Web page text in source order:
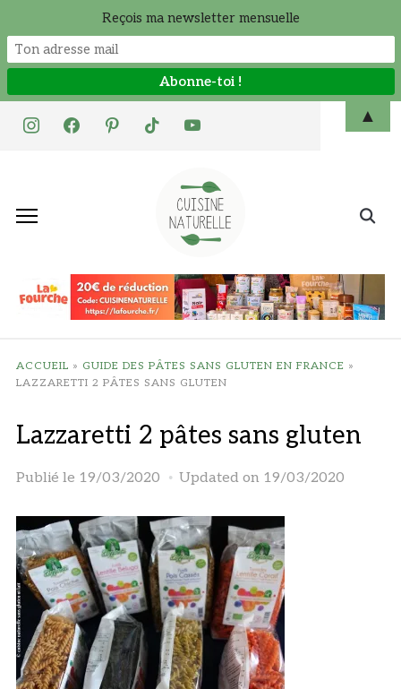
instagramfacebookpinteresttiktok youtube
Search
ACCUEIL » GUIDE DES PÂTES SANS GLUTEN EN FRANCE »
LAZZARETTI 2 PÂTES SANS GLUTEN
Lazzaretti 2 pâtes sans gluten
Publié le 19/03/2020 Updated on 19/03/2020
Reçois ma newsletter mensuelle
▲